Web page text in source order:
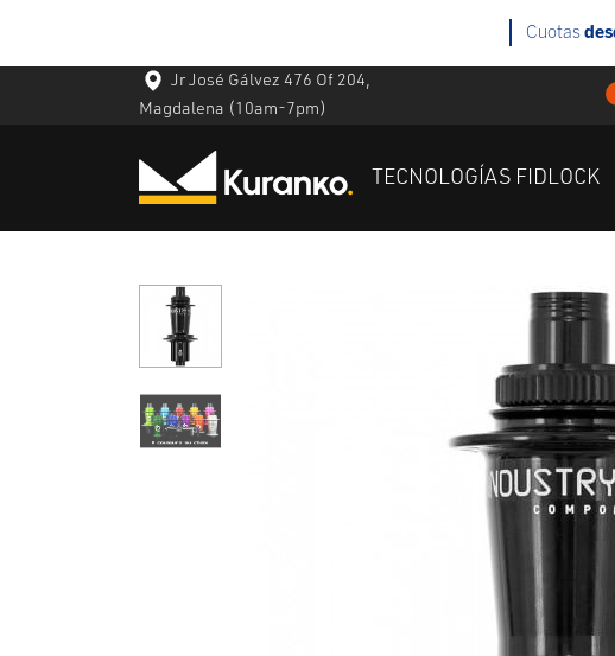
Jr José Gálvez 476 Of 204,
Magdalena (10am-7pm)
TECNOLOGÍAS FIDLOCK